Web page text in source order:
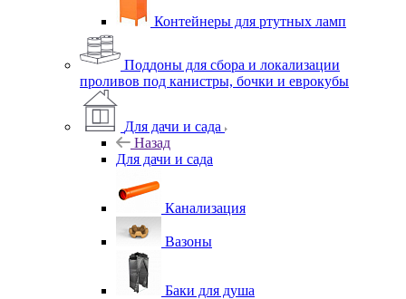
Контейнеры для ртутных ламп
Поддоны для сбора и локализации
проливов под канистры, бочки и еврокубы
Для дачи и сада
Назад
Для дачи и сада
Канализация
Вазоны
Баки для душа